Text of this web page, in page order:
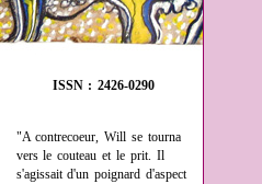
ISSN : 2426-0290
"A contrecoeur, Will se tourna
vers le couteau et le prit. Il
s'agissait d'un poignard d'aspect